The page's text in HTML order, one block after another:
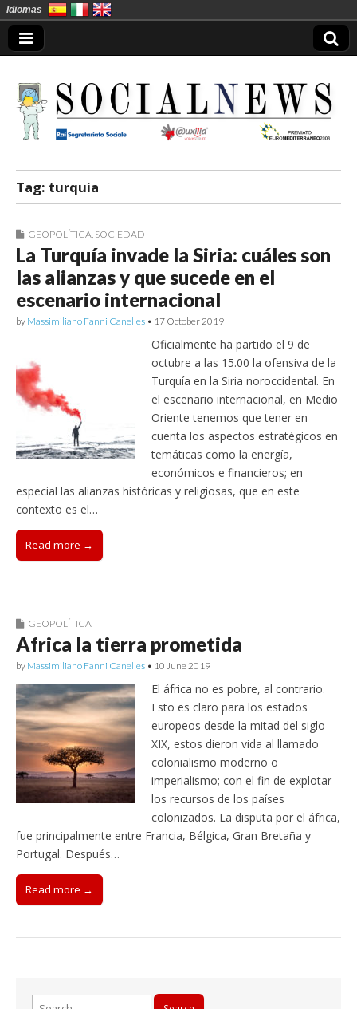
Socialnews en
Español
Tag: turquia
GEOPOLÍTICA SOCIEDAD
La Turquía invade la Siria: cuáles son
las alianzas y que sucede en el
escenario internacional
by Massimiliano Fanni Canelles • 17 October 2019
Oficialmente ha partido el 9 de
octubre a las 15.00 la ofensiva de la
Turquía en la Siria noroccidental. En
el escenario internacional, en Medio
Oriente tenemos que tener en
cuenta los aspectos estratégicos en
temáticas como la energía,
económicos e financieros; en
especial las alianzas históricas y religiosas, que en este
contexto es el…
Read more →
GEOPOLÍTICA
Africa la tierra prometida
by Massimiliano Fanni Canelles • 10 June 2019
El áfrica no es pobre, al contrario.
Esto es claro para los estados
europeos desde la mitad del siglo
XIX, estos dieron vida al llamado
colonialismo moderno o
imperialismo; con el fin de explotar
los recursos de los países
colonizados. La disputa por el áfrica,
fue principalmente entre Francia, Bélgica, Gran Bretaña y
Portugal. Después…
Read more →
Idiomas